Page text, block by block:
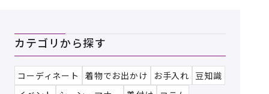
カテゴリから探す
コーディネート 着物でお出かけ お手入れ 豆知識